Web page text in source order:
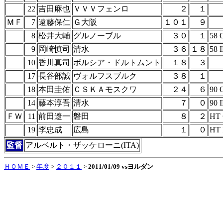
22 吉田麻也 ＶＶＶフェンロ ２
１
ＭＦ
7 遠藤保仁 Ｇ大阪 １０１
９
8 松井大輔 グルノーブル ３０ １
58
9 岡崎慎司 清水 ３６ １８ 58
10 香川真司 ボルシア・ドルトムント １８
３
17 長谷部誠 ヴォルフスブルク ３８
１
18 本田圭佑 ＣＳＫＡモスクワ ２４ ６ 90
14 藤本淳吾 清水 ７ ０ 90
ＦＷ
11 前田遼一 磐田 ８ ２ HT
19 李忠成 広島 １ ０ HT
監督 アルベルト・ザッケローニ(ITA)
ＨＯＭＥ > 年度 > ２０１１ > 2011/01/09 vsヨルダン